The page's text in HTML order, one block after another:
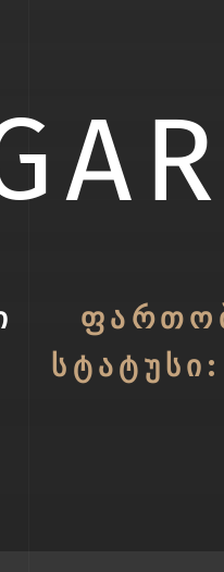
ᲡᲢᲐᲢᲣᲡᲘ: